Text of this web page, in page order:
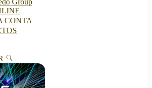
Group
CONTA